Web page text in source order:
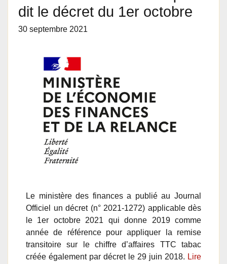
dit le décret du 1er octobre
30 septembre 2021
Le ministère des finances a publié au Journal
Officiel un décret (n° 2021-1272) applicable dès
le 1er octobre 2021 qui donne 2019 comme
année de référence pour appliquer la remise
transitoire sur le chiffre d’affaires TTC tabac
créée également par décret le 29 juin 2018. Lire